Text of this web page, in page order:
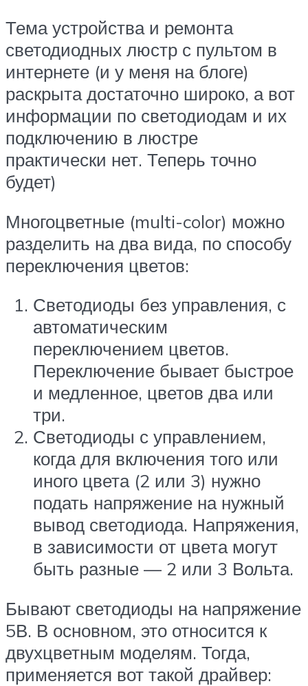
Тема устройства и ремонта
светодиодных люстр с пультом в
интернете (и у меня на блоге)
раскрыта достаточно широко, а вот
информации по светодиодам и их
подключению в люстре
практически нет. Теперь точно
будет)
Многоцветные (multi-color) можно
разделить на два вида, по способу
переключения цветов:
Светодиоды без управления, с
автоматическим
переключением цветов.
Переключение бывает быстрое
и медленное, цветов два или
три.
Светодиоды с управлением,
когда для включения того или
иного цвета (2 или 3) нужно
подать напряжение на нужный
вывод светодиода. Напряжения,
в зависимости от цвета могут
быть разные — 2 или 3 Вольта.
Бывают светодиоды на напряжение
5В. В основном, это относится к
двухцветным моделям. Тогда,
применяется вот такой драйвер: